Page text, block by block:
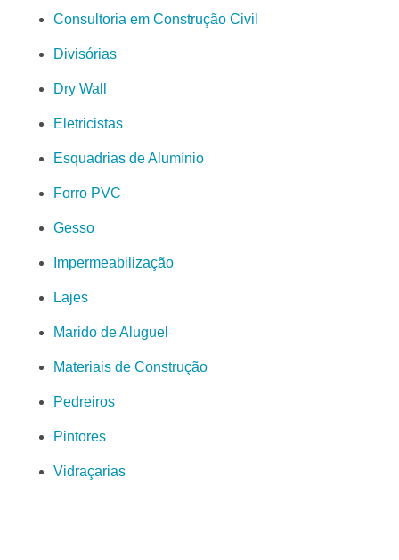
Consultoria em Construção Civil
Divisórias
Dry Wall
Eletricistas
Esquadrias de Alumínio
Forro PVC
Gesso
Impermeabilização
Lajes
Marido de Aluguel
Materiais de Construção
Pedreiros
Pintores
Vidraçarias